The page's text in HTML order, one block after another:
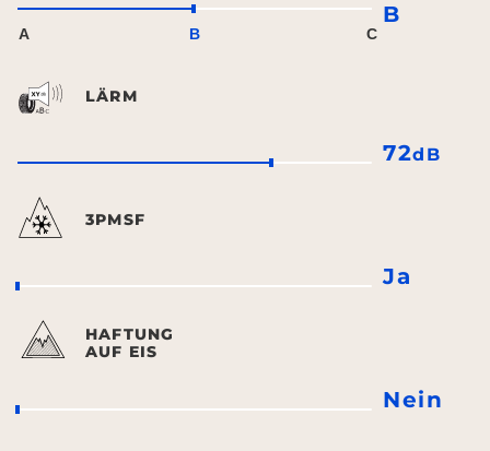
A B C
B
LÄRM
72dB
3PMSF
Ja
HAFTUNG
AUF EIS
Nein